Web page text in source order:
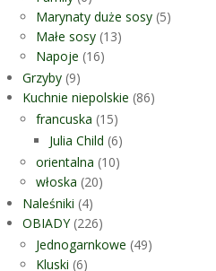
Marynaty duże sosy (5)
Małe sosy (13)
Napoje (16)
Grzyby (9)
Kuchnie niepolskie (86)
francuska (15)
Julia Child (6)
orientalna (10)
włoska (20)
Naleśniki (4)
OBIADY(226)
Jednogarnkowe (49)
Kluski (6)